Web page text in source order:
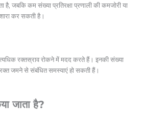
जबकि कम संख्या प्रतिरक्षा प्रणाली की कमजोरी या
कर सकती है।
रक्तस्राव रोकने में मदद करते हैं। इनकी संख्या
जमने से संबंधित समस्याएं हो सकती हैं।
जाता है?